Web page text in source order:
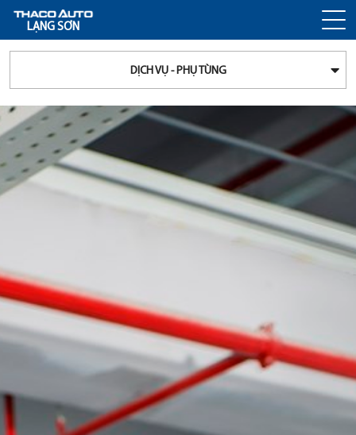
LẠNG SƠN
DỊCH VỤ - PHỤ TÙNG